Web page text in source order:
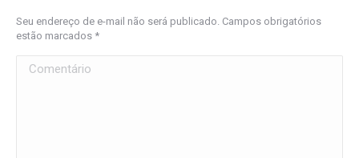
Seu endereço de e-mail não será publicado. Campos obrigatórios
estão marcados *
Comentário